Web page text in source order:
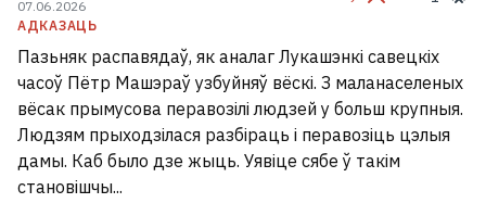
07.06.2026
АДКАЗАЦЬ
Пазьняк распавядаў, як аналаг Лукашэнкі савецкіх
часоў Пётр Машэраў узбуйняў вёскі. З маланаселеных
вёсак прымусова перавозілі людзей у больш крупныя.
Людзям прыходзілася разбіраць і перавозіць цэлыя
дамы. Каб было дзе жыць. Уявіце сябе ў такім
становішчы...